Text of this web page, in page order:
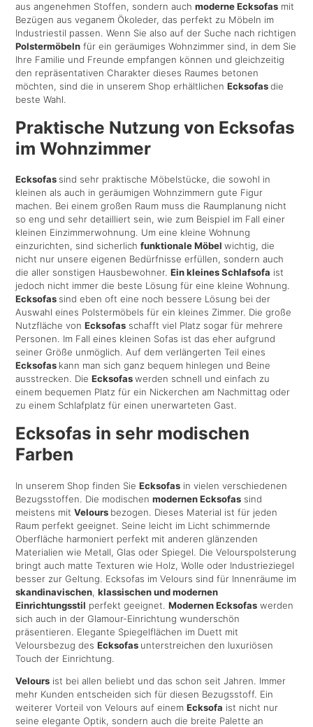
aus angenehmen Stoffen, sondern auchmoderne Ecksofas mit
Bezügen aus veganem Ökoleder, das perfekt zu Möbeln im
Industriestil passen. Wenn Sie also auf der Suche nach richtigen
Polstermöbeln für ein geräumiges Wohnzimmer sind, in dem Sie
Ihre Familie und Freunde empfangen können und gleichzeitig
den repräsentativen Charakter dieses Raumes betonen
möchten, sind die in unserem Shop erhältlichenEcksofasdie
beste Wahl.
Praktische Nutzung von Ecksofas
im Wohnzimmer
Ecksofas sind sehr praktische Möbelstücke, die sowohl in
kleinen als auch in geräumigen Wohnzimmern gute Figur
machen. Bei einem großen Raum muss die Raumplanung nicht
so eng und sehr detailliert sein, wie zum Beispiel im Fall einer
kleinen Einzimmerwohnung. Um eine kleine Wohnung
einzurichten, sind sicherlichfunktionale Möbelwichtig, die
nicht nur unsere eigenen Bedürfnisse erfüllen, sondern auch
die aller sonstigen Hausbewohner.Ein kleines Schlafsofa ist
jedoch nicht immer die beste Lösung für eine kleine Wohnung.
Ecksofas sind eben oft eine noch bessere Lösung bei der
Auswahl eines Polstermöbels für ein kleines Zimmer. Die große
Nutzfläche vonEcksofas schafft viel Platz sogar für mehrere
Personen. Im Fall eines kleinen Sofas ist das eher aufgrund
seiner Größe unmöglich. Auf dem verlängerten Teil eines
Ecksofas kann man sich ganz bequem hinlegen und Beine
ausstrecken. DieEcksofaswerden schnell und einfach zu
einem bequemen Platz für ein Nickerchen am Nachmittag oder
zu einem Schlafplatz für einen unerwarteten Gast.
Ecksofas in sehr modischen
Farben
In unserem Shop finden SieEcksofas in vielen verschiedenen
Bezugsstoffen. Die modischenmodernen Ecksofas sind
meistens mitVelours bezogen. Dieses Material ist für jeden
Raum perfekt geeignet. Seine leicht im Licht schimmernde
Oberfläche harmoniert perfekt mit anderen glänzenden
Materialien wie Metall, Glas oder Spiegel. Die Velourspolsterung
bringt auch matte Texturen wie Holz, Wolle oder Industrieziegel
besser zur Geltung. Ecksofas im Velours sind für Innenräume im
skandinavischen,klassischen und modernen
Einrichtungsstil perfekt geeignet.Modernen Ecksofas werden
sich auch in der Glamour-Einrichtung wunderschön
präsentieren. Elegante Spiegelflächen im Duett mit
Veloursbezug desEcksofas unterstreichen den luxuriösen
Touch der Einrichtung.
Velours ist bei allen beliebt und das schon seit Jahren. Immer
mehr Kunden entscheiden sich für diesen Bezugsstoff. Ein
weiterer Vorteil von Velours auf einemEcksofa ist nicht nur
seine elegante Optik, sondern auch die breite Palette an